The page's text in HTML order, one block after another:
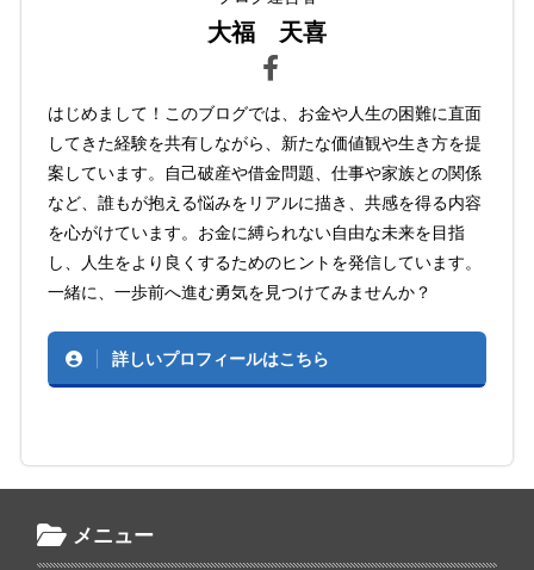
大福 天喜
はじめまして！このブログでは、お金や人生の困難に直面
してきた経験を共有しながら、新たな価値観や生き方を提
案しています。自己破産や借金問題、仕事や家族との関係
など、誰もが抱える悩みをリアルに描き、共感を得る内容
を心がけています。お金に縛られない自由な未来を目指
し、人生をより良くするためのヒントを発信しています。
一緒に、一歩前へ進む勇気を見つけてみませんか？
詳しいプロフィールはこちら
メニュー